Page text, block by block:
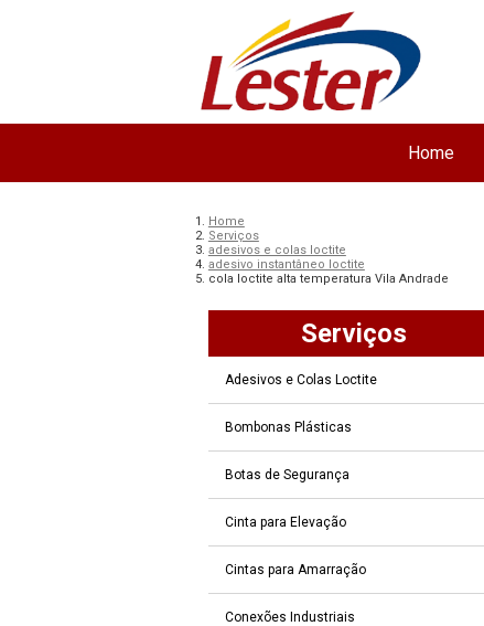
Home
Home
Serviços
adesivos e colas loctite
adesivo instantâneo loctite
cola loctite alta temperatura Vila Andrade
Serviços
Adesivos e Colas Loctite
Bombonas Plásticas
Botas de Segurança
Cinta para Elevação
Cintas para Amarração
Conexões Industriais